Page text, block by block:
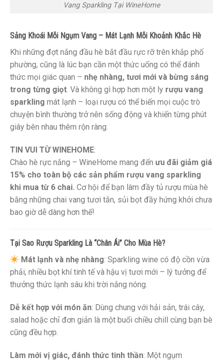
Vang Sparkling Tại WineHome
Sảng Khoái Mỗi Ngụm Vang – Mát Lạnh Mỗi Khoảnh Khắc Hè
Khi những đợt nắng đầu hè bắt đầu rực rỡ trên khắp phố
phường, cũng là lúc bạn cần một thức uống có thể đánh
thức mọi giác quan – nhẹ nhàng, tươi mới và bừng sáng
trong từng giọt. Và không gì hợp hơn một ly rượu vang
sparkling mát lạnh – loại rượu có thể biến mọi cuộc trò
chuyện bình thường trở nên sống động và khiến từng phút
giây bên nhau thêm rộn ràng.
TIN VUI TỪ WINEHOME:
Chào hè rực nắng – WineHome mang đến ưu đãi giảm giá
15% cho toàn bộ các sản phẩm rượu vang sparkling
khi mua từ 6 chai. Cơ hội để bạn làm đầy tủ rượu mùa hè
bằng những chai vang tươi tắn, sủi bọt đầy hứng khởi chưa
bao giờ dễ dàng hơn thế!
Tại Sao Rượu Sparkling Là “Chân Ái” Cho Mùa Hè?
Mát lạnh và nhẹ nhàng: Sparkling wine có độ cồn vừa
phải, nhiều bọt khí tinh tế và hậu vị tươi mới – lý tưởng để
thưởng thức lạnh sâu khi trời nắng nóng.
Dễ kết hợp với món ăn: Dùng chung với hải sản, trái cây,
salad hoặc chỉ đơn giản là một buổi chiều chill cùng bạn bè
cũng đều hợp.
Làm mới vị giác, đánh thức tinh thần: Một ngụm